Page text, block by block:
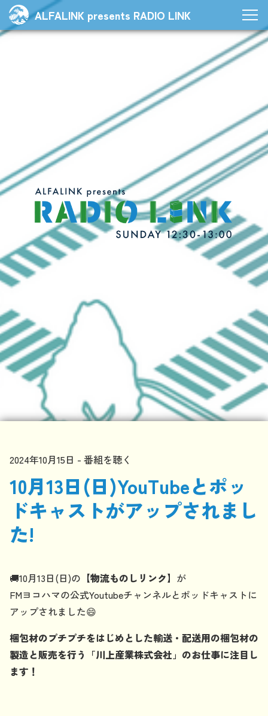
ALFALINK presents RADIO LINK
2024年10月15日 番組を聴く
10月13日(日)YouTubeとポッ
ドキャストがアップされまし
た!
🚚10月13日(日)の 【物流ものしリンク】 が
FMヨコハマの公式Youtubeチャンネルとポッドキャストに
アップされました😄
梱包材のプチプチをはじめとした輸送・配送用の梱包材の
製造と販売を行う「川上産業株式会社」のお仕事に注目し
ます！